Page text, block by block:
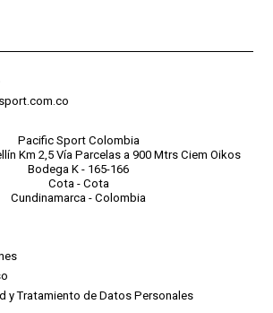
Pacific Sport Colombia
Km 2,5 Vía Parcelas a 900 Mtrs Ciem Oikos
Bodega K - 165-166
Cota - Cota
Cundinamarca - Colombia
y Tratamiento de Datos Personales